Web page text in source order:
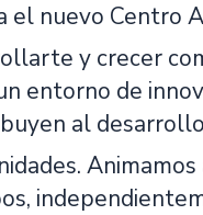
el nuevo Centro
y crecer
entorno de
al